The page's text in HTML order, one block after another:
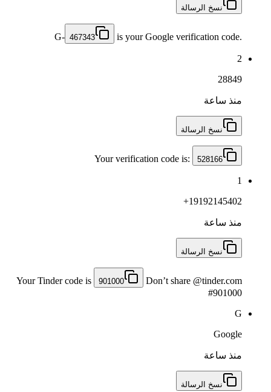
نسخ الرسالة
G- 467343 is your Google verification code.
2
28849
منذ ساعة
نسخ الرسالة
Your verification code is: 528166
1
+19192145402
منذ ساعة
نسخ الرسالة
Your Tinder code is 901000
Don’t share @tinder.com
#901000
G
Google
منذ ساعة
نسخ الرسالة